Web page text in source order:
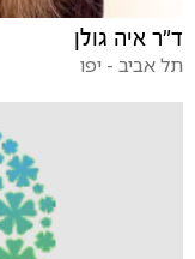
ד"ר איה גולן
תל אביב - יפו